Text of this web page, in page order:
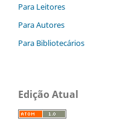
Para Leitores
Para Autores
Para Bibliotecários
Edição Atual